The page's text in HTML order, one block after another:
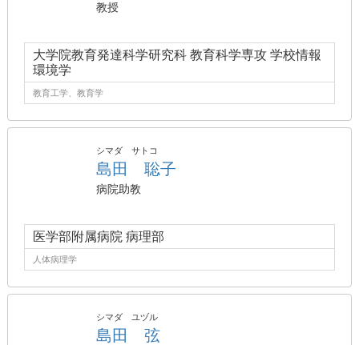
教授
大学院教育発達科学研究科 教育科学専攻 学校情報
環境学
教育工学、教育学
シマダ サトコ
島田 聡子
病院助教
医学部附属病院 病理部
人体病理学
シマダ ユヅル
島田 弦